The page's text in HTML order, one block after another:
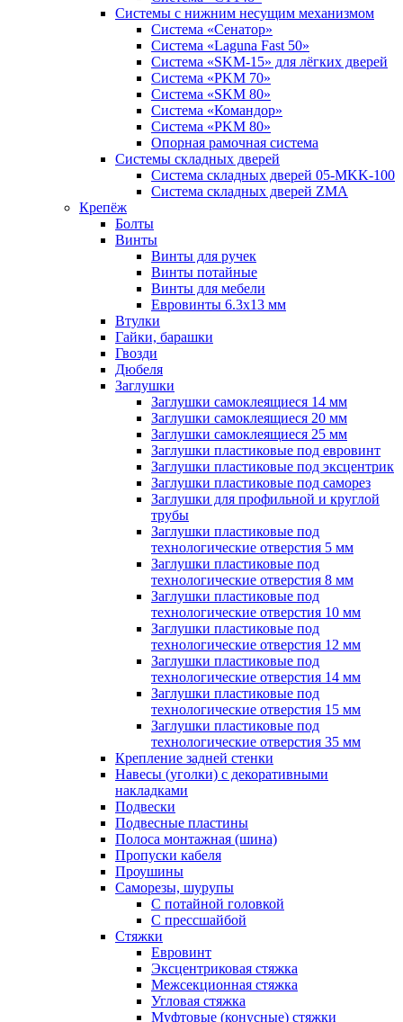
Системы с нижним несущим механизмом
Система «Сенатор»
Система «Laguna Fast 50»
Система «SKM-15» для лёгких дверей
Система «PKM 70»
Система «SKM 80»
Система «Командор»
Система «PKM 80»
Опорная рамочная система
Системы складных дверей
Система складных дверей 05-MKK-100
Система складных дверей ZMA
Крепёж
Болты
Винты
Винты для ручек
Винты потайные
Винты для мебели
Евровинты 6.3х13 мм
Втулки
Гайки, барашки
Гвозди
Дюбеля
Заглушки
Заглушки самоклеящиеся 14 мм
Заглушки самоклеящиеся 20 мм
Заглушки самоклеящиеся 25 мм
Заглушки пластиковые под евровинт
Заглушки пластиковые под эксцентрик
Заглушки пластиковые под саморез
Заглушки для профильной и круглой
трубы
Заглушки пластиковые под
технологические отверстия 5 мм
Заглушки пластиковые под
технологические отверстия 8 мм
Заглушки пластиковые под
технологические отверстия 10 мм
Заглушки пластиковые под
технологические отверстия 12 мм
Заглушки пластиковые под
технологические отверстия 14 мм
Заглушки пластиковые под
технологические отверстия 15 мм
Заглушки пластиковые под
технологические отверстия 35 мм
Крепление задней стенки
Навесы (уголки) с декоративными
накладками
Подвески
Подвесные пластины
Полоса монтажная (шина)
Пропуски кабеля
Проушины
Саморезы, шурупы
С потайной головкой
С прессшайбой
Стяжки
Евровинт
Эксцентриковая стяжка
Межсекционная стяжка
Угловая стяжка
Муфтовые (конусные) стяжки